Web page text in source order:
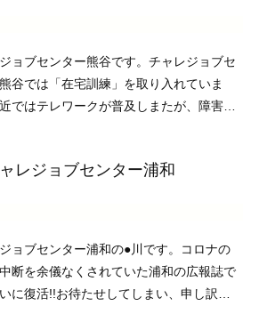
ョブセンター熊谷です。チャレジョブセ
谷では「在宅訓練」を取り入れていま
ではテレワークが普及しまたが、障害者
うに支援いたしたく在宅訓練を始めまし
レジョブセンター浦和
ョブセンター浦和の●川です。コロナの
断を余儀なくされていた浦和の広報誌で
に復活!!お待たせしてしまい、申し訳あ